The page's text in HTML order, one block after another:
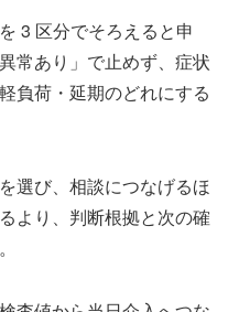
3 区分でそろえると申
常あり」で止めず、症状
負荷・延期のどれにする
選び、相談につなげるほ
より、判断根拠と次の確